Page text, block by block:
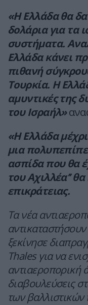
«Η Ελλάδα θα
δολάρια για τα
συστήματα.
Ελλάδα κάνει
πιθανή
Τουρκία. Η
αμυντικές της
του Ισραήλ»
«Η Ελλάδα
μια
ασπίδα που θα
του Αχιλλέα’’
επικράτειας.
Τα νέα
ξεκίνησε
Thales για να
αντιαεροπορική
διαβουλεύσεις
των